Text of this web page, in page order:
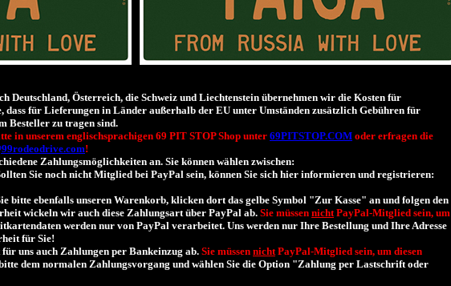
Deutschland, Österreich, die Schweiz und Liechtenstein übernehmen wir die Kosten für
dass für Lieferungen in Länder außerhalb der EU unter Umständen zusätzlich Gebühren für
Besteller zu tragen sind.
in unserem englischsprachigen 69 PIT STOP Shop unter 69PITSTOP.COM oder erfragen die
!
Zahlungsmöglichkeiten an. Sie können wählen zwischen:
Sie noch nicht Mitglied bei PayPal sein, können Sie sich hier informieren und registrieren:
bitte ebenfalls unseren Warenkorb, klicken dort das gelbe Symbol "Zur Kasse" an und folgen den
wickeln wir auch diese Zahlungsart über PayPal ab. Sie müssen nichtPayPal-Mitglied sein, um
werden nur von PayPal verarbeitet. Uns werden nur Ihre Bestellung und Ihre Adresse
für Sie!
uns auch Zahlungen per Bankeinzug ab. Sie müssen nichtPayPal-Mitglied sein, um diesen
dem normalen Zahlungsvorgang und wählen Sie die Option "Zahlung per Lastschrift oder